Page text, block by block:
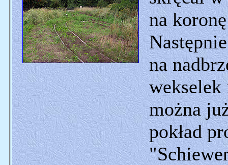
na
na
można
pokład